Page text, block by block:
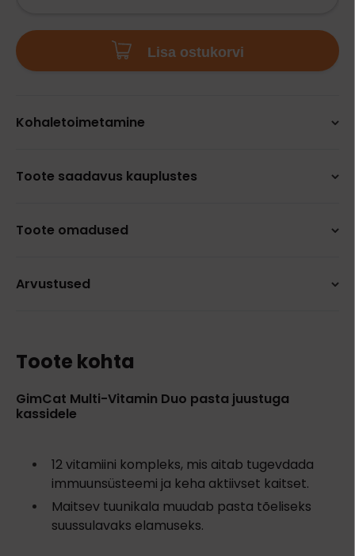
Lisa ostukorvi
Kohaletoimetamine
Toote saadavus kauplustes
Toote omadused
Arvustused
Toote kohta
GimCat Multi-Vitamin Duo pasta juustuga
kassidele
12 vitamiini kompleks, mis aitab tugevdada
immuunsüsteemi ja keha aktiivset kaitset.
Maitsev tuunikala muudab pasta tõeliseks
suussulavaks elamuseks.